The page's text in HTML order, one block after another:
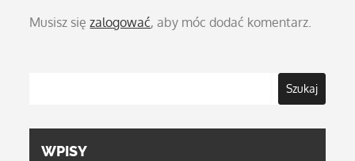
Musisz sięzalogować, aby móc dodać komentarz.
Szukaj
WPISY